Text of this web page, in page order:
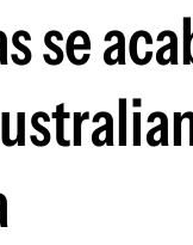
se